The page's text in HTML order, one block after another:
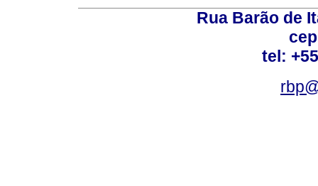
Rua Barão de
tel: